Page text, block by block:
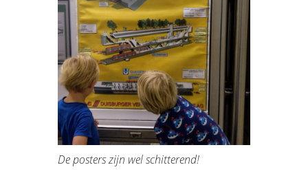
De posters zijn wel schitterend!